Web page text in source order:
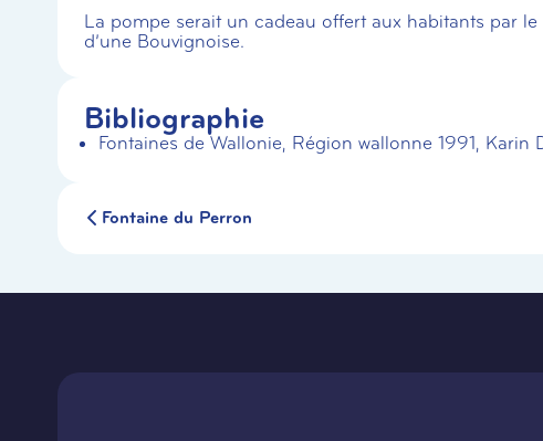
La pompe serait un cadeau offert aux habitants par
d’une Bouvignoise.
Bibliographie
Fontaines de Wallonie, Région wallonne 1991, Karin
Fontaine du Perron